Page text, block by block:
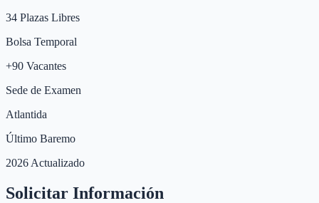
34 Plazas Libres
Bolsa Temporal
+90 Vacantes
Sede de Examen
Atlantida
Último Baremo
2026 Actualizado
Solicitar Información